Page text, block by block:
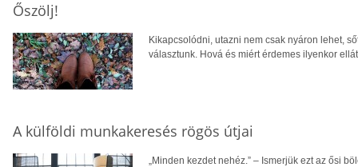
Őszölj!
Kikapcsolódni, utazni nem csak nyáron lehet,
választunk. Hová és miért érdemes ilyenkor
A külföldi munkakeresés rögös útjai
„Minden kezdet nehéz.” – Ismerjük ezt az ősi